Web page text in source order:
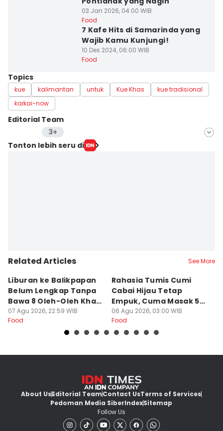
03 Jan 2026, 04:00 WIB
Food
7 Kafe Hits di Samarinda yang
Wajib Kamu Kunjungi!
10 Des 2024, 06:00 WIB
Food
Topics
kue kalimantan untuk Kue Khas
kue tradisional
kaikai-now
Editorial Team
3+
Editor
Tonton lebih seru di
Related Articles See More
Liburan ke Balikpapan
Belum Lengkap Tanpa
Bawa 8 Oleh-Oleh Khas
Ini
07 Agu 2026, 22:59 WIB
Food
Rahasia Tumis Cumi
Cabai Hijau Tetap
Empuk, Cuma Masak 5
Menit!
06 Agu 2026, 03:00 WIB
Food
About UsEditorial TeamContact UsTerms of Services
Pedoman Media SiberIndexSitemap
Follow Us